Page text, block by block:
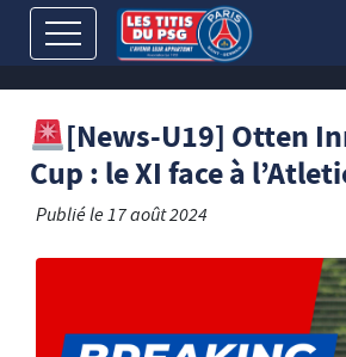
[News-U19] Otten
Cup : le XI face à
Publié le17 août 2024